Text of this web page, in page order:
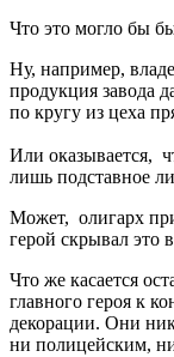
Что это могло бы
Ну, например,
продукция завода
по кругу из цеха
Или оказывается,
лишь подставное
Может, олигарх
герой скрывал это
Что же касается
главного героя к
декорации. Они
ни полицейским,